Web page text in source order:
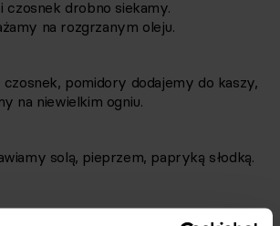
czosnek drobno siekamy.
na rozgrzanym oleju.
czosnek, pomidory dodajemy do kaszy,
na niewielkim ogniu.
solą, pieprzem, papryką słodką.
dokładnie mieszamy wszystkie